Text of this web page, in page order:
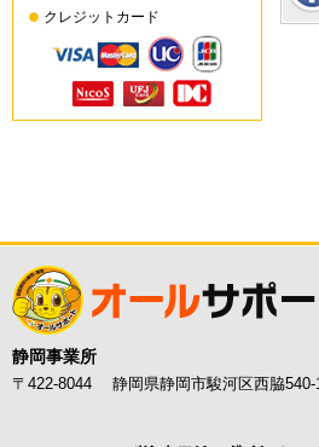
クレジットカード
静岡事業所
〒422-8044 静岡県静岡市駿河区西脇540-1